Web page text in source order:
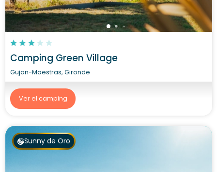
Camping Green Village
Gujan-Maestras, Gironde
Ver el camping
Sunny de Oro